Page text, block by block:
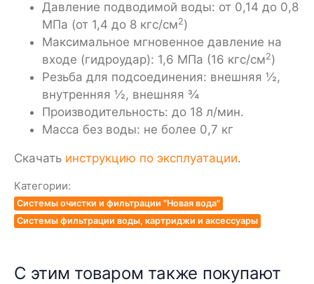
Давление подводимой воды: от 0,14 до 0,8
МПа (от 1,4 до 8 кгс/см2)
Максимальное мгновенное давление на
входе (гидроудар): 1,6 МПа (16 кгс/см2)
Резьба для подсоединения: внешняя ½,
внутренняя ½, внешняя ¾
Производительность: до 18 л/мин.
Масса без воды: не более 0,7 кг
Скачать инструкцию по эксплуатации.
Категории:
Системы очистки и фильтрации "Новая вода"
Системы фильтрации воды, картриджи и аксессуары
С этим товаром также покупают